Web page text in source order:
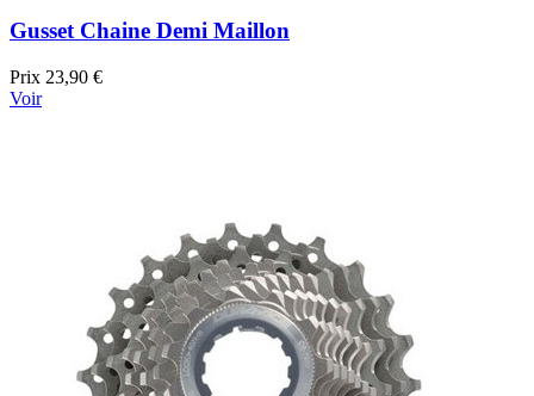
Gusset Chaine Demi Maillon
Prix 23,90 €
Voir